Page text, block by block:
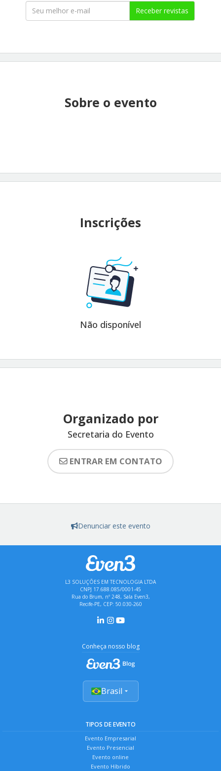
Receber revistas
Sobre o evento
Inscrições
Não disponível
Organizado por
Secretaria do Evento
ENTRAR EM CONTATO
Denunciar este evento
L3 SOLUÇÕES EM TECNOLOGIA LTDA
CNPJ 17.688.085/0001-45
Rua do Brum, nº 248, Sala Even3,
Recife-PE, CEP: 50.030-260
Conheça nosso blog
Brasil
TIPOS DE EVENTO
Evento Empresarial
Evento Presencial
Evento online
Evento Híbrido